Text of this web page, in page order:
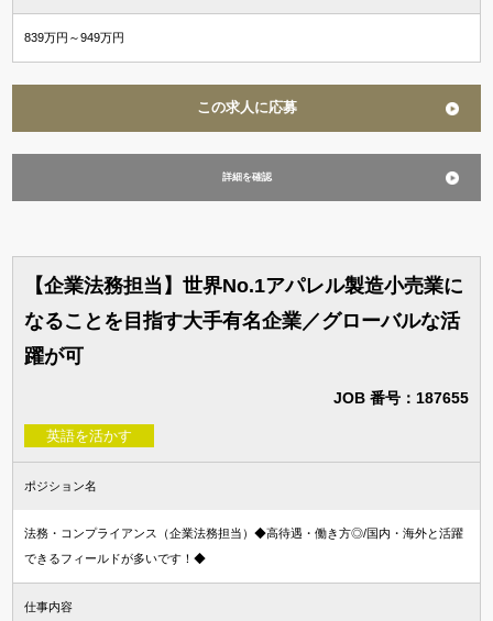
839万円～949万円
この求人に応募
詳細を確認
【企業法務担当】世界No.1アパレル製造小売業に
なることを目指す大手有名企業／グローバルな活
躍が可
JOB 番号：187655
英語を活かす
ポジション名
法務・コンプライアンス（企業法務担当）◆高待遇・働き方◎/国内・海外と活躍
できるフィールドが多いです！◆
仕事内容